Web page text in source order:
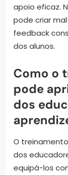
apoio eficaz.
pode criar
feedback
dos alunos.
Como o
pode
dos
O
dos
equipá-los